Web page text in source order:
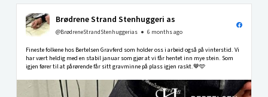
Brødrene Strand Stenhuggeri as
@BrødreneStrandStenhuggerias 6 months ago
Fineste folkene hos Bertelsen Gravferd som holder oss i arbeid også på vinterstid. Vi
har vært heldig med en stabil januar som gjør at vi får hentet inn mye stein. Som
igjen fører til at pårørende får sitt gravminne på plass igjen raskt.🤎🩵